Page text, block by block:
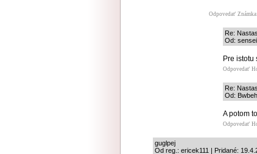
Odpovedať
Re:
Od:
Pre istotu
Odpovedať
Re:
Od:
A potom
Odpovedať
guglpej
Od reg.: ericek111 | Pridané: